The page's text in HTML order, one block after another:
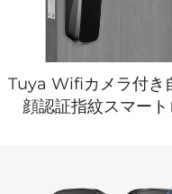
Tuya Wifiカメラ付き
顔認証指紋スマート